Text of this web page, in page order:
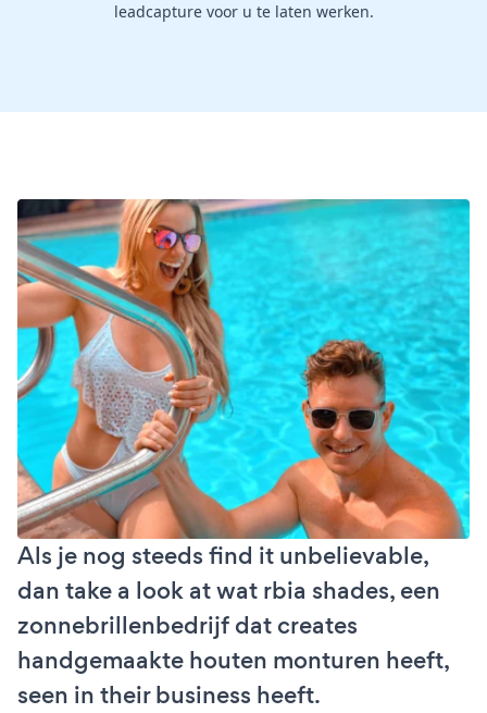
leadcapture voor u te laten werken.
Als je nog steeds find it unbelievable,
dan take a look at wat rbia shades, een
zonnebrillenbedrijf dat creates
handgemaakte houten monturen heeft,
seen in their business heeft.